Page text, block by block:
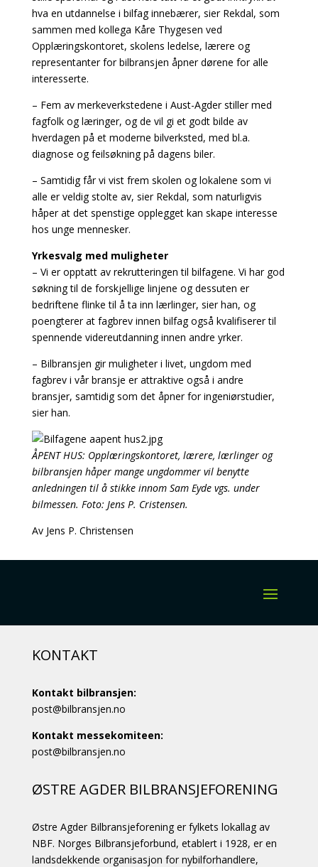
hva en utdannelse i bilfag innebærer, sier Rekdal, som
sammen med kollega Kåre Thygesen ved
Opplæringskontoret, skolens ledelse, lærere og
representanter for bilbransjen åpner dørene for alle
interesserte.
– Fem av merkeverkstedene i Aust-Agder stiller med
fagfolk og læringer, og de vil gi et godt bilde av
hverdagen på et moderne bilverksted, med bl.a.
diagnose og feilsøkning på dagens biler.
– Samtidig får vi vist frem skolen og lokalene som vi
alle er veldig stolte av, sier Rekdal, som naturligvis
håper at det spenstige opplegget kan skape interesse
hos unge mennesker.
Yrkesvalg med muligheter
– Vi er opptatt av rekrutteringen til bilfagene. Vi har god
søkning til de forskjellige linjene og dessuten er
bedriftene flinke til å ta inn lærlinger, sier han, og
poengterer at fagbrev innen bilfag også kvalifiserer til
spennende videreutdanning innen andre yrker.
– Bilbransjen gir muligheter i livet, ungdom med
fagbrev i vår bransje er attraktive også i andre
bransjer, samtidig som det åpner for ingeniørstudier,
sier han.
ÅPENT HUS: Opplæringskontoret, lærere, lærlinger og
bilbransjen håper mange ungdommer vil benytte
anledningen til å stikke innom Sam Eyde vgs. under
bilmessen. Foto: Jens P. Cristensen.
Av Jens P. Christensen
KONTAKT
Kontakt bilbransjen:
post@bilbransjen.no
Kontakt messekomiteen:
post@bilbransjen.no
ØSTRE AGDER BILBRANSJEFORENING
Østre Agder Bilbransjeforening er fylkets lokallag av
NBF. Norges Bilbransjeforbund, etablert i 1928, er en
landsdekkende organisasjon for nybilforhandlere,